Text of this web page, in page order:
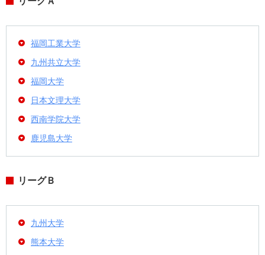
福岡工業大学
九州共立大学
福岡大学
日本文理大学
西南学院大学
鹿児島大学
リーグＢ
九州大学
熊本大学